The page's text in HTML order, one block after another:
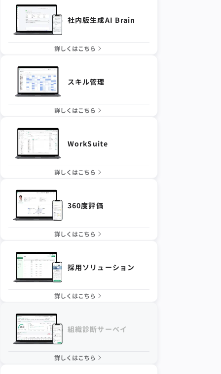
社内版生成AI Brain
詳しくはこちら
スキル管理
詳しくはこちら
WorkSuite
詳しくはこちら
360度評価
詳しくはこちら
採用ソリューション
詳しくはこちら
組織診断サーベイ
詳しくはこちら